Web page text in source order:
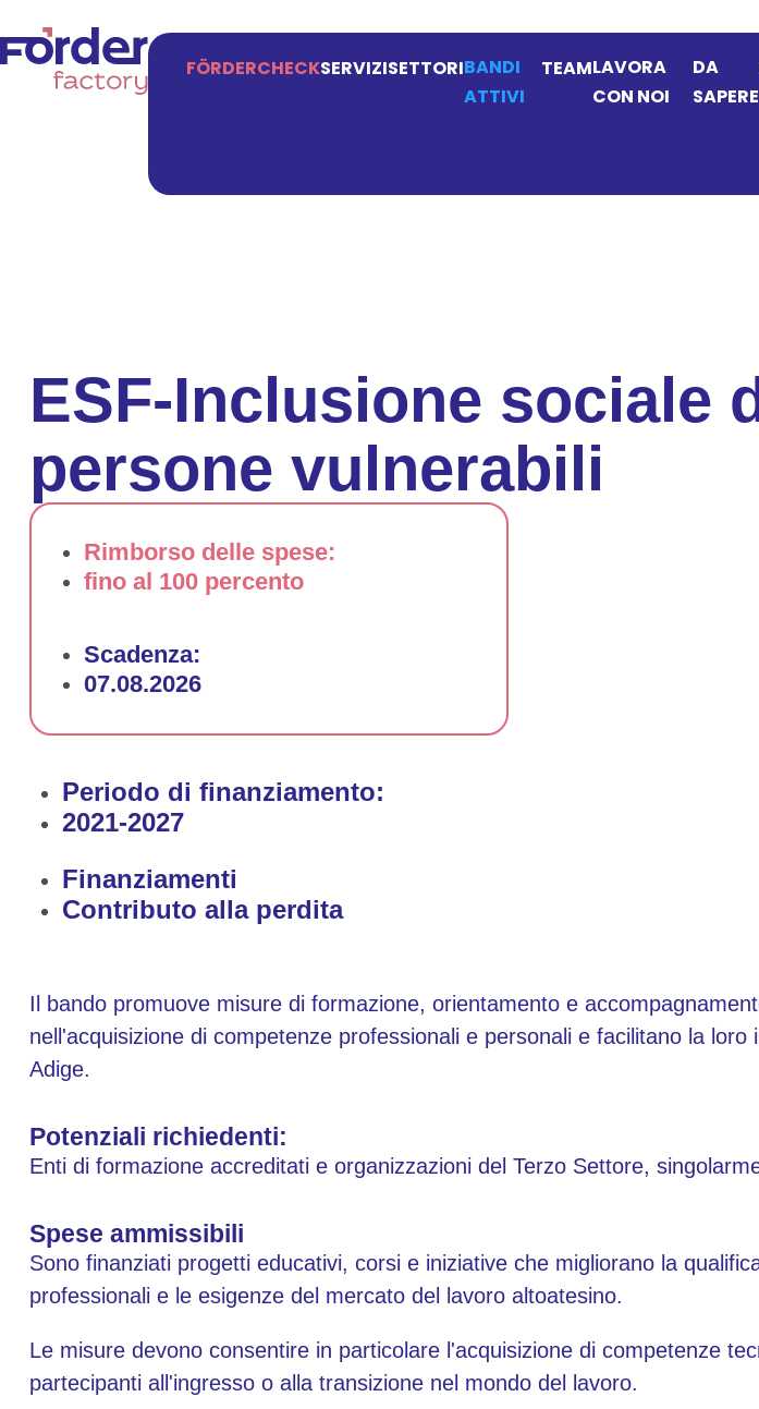
FÖRDERCHECKSERVIZISETTORIBANDI
ATTIVI
TEAMLAVORA
CON NOI
DA
SAPERE
ESF-Inclusione sociale
persone vulnerabili
Rimborso delle spese:
fino al 100 percento
Scadenza:
07.08.2026
Periodo di finanziamento:
2021-2027
Finanziamenti
Contributo alla perdita
Il bando promuove misure di formazione, orientamento e
nell'acquisizione di competenze professionali e personali e facilitano la
Adige.
Potenziali richiedenti:
Enti di formazione accreditati e organizzazioni del Terzo Settore,
Spese ammissibili
Sono finanziati progetti educativi, corsi e iniziative che migliorano la
professionali e le esigenze del mercato del lavoro altoatesino.
Le misure devono consentire in particolare l'acquisizione di competenze
partecipanti all'ingresso o alla transizione nel mondo del lavoro.